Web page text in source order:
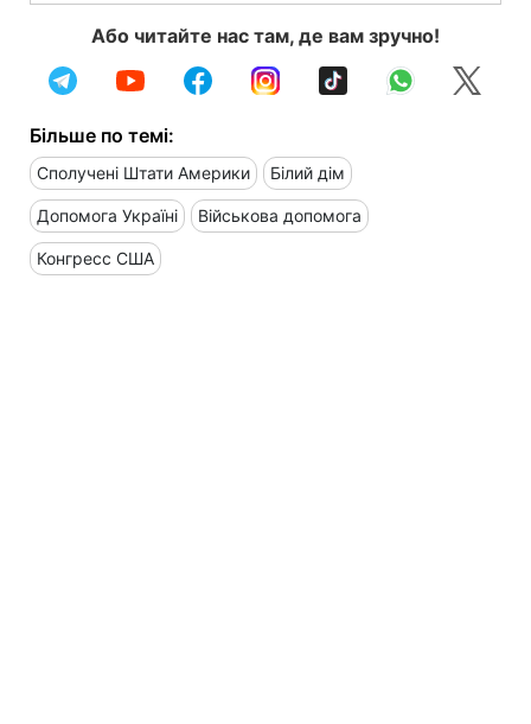
Або читайте нас там, де вам зручно!
Більше по темі:
Сполучені Штати Америки Білий дім
Допомога Україні Військова допомога
Конгресс США